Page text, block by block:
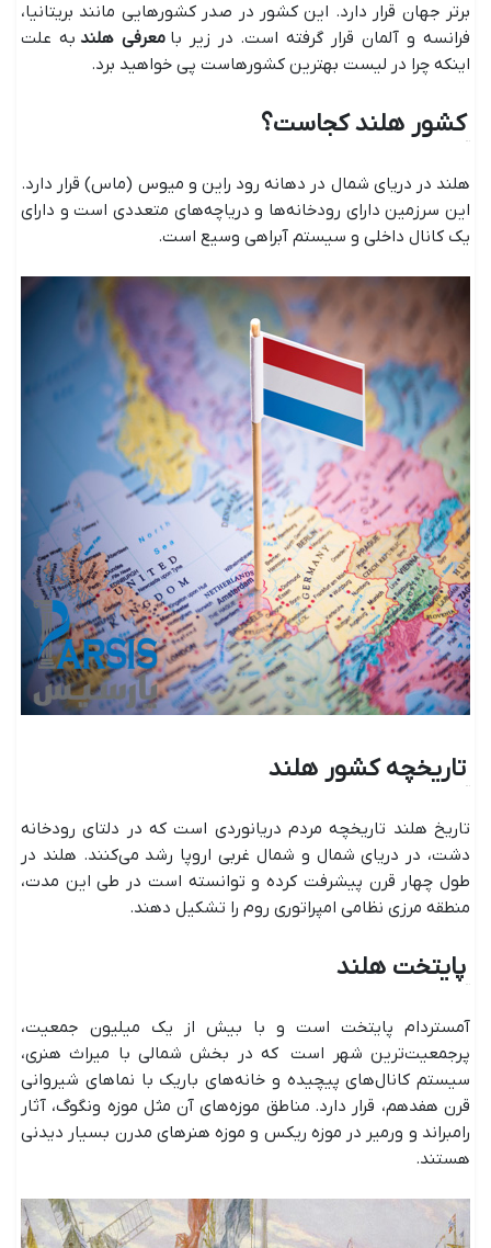
برتر جهان قرار دارد. این کشور در صدر کشورهایی مانند بریتانیا،
فرانسه و آلمان قرار گرفته است. در زیر بامعرفی هلند به علت
اینکه چرا در لیست بهترین کشورهاست پی خواهید برد.
کشور هلند کجاست؟
هلند در دریای شمال در دهانه رود راین و میوس (ماس) قرار دارد.
این سرزمین دارای رودخانه‌ها و دریاچه‌های متعددی است و دارای
یک کانال داخلی و سیستم آبراهی وسیع است.
تاریخچه کشور هلند
تاریخ هلند تاریخچه مردم دریانوردی است که در دلتای رودخانه
دشت، در دریای شمال و شمال غربی اروپا رشد می‌کنند. هلند در
طول چهار قرن پیشرفت کرده و توانسته است در طی این مدت،
منطقه مرزی نظامی امپراتوری روم را تشکیل ‌دهند.
پایتخت هلند
آمستردام پایتخت است و با بیش از یک میلیون جمعیت،
پرجمعیت‌ترین شهر است که در بخش شمالی با میراث هنری،
سیستم کانال‌های پیچیده و خانه‌های باریک با نماهای شیروانی
قرن هفدهم، قرار دارد. مناطق موزه‌های آن مثل موزه ونگوگ، آثار
رامبراند و ورمیر در موزه ریکس و موزه هنرهای مدرن بسیار دیدنی
هستند.